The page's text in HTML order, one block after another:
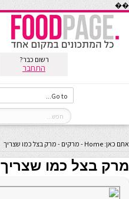
��
רשום כבר?
התחבר
אתם כאן: Home
- מרקים - מרק בצל כמו שצריך
מרק בצל כמו שצריך